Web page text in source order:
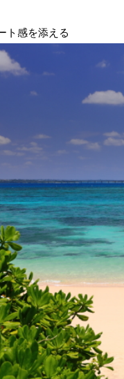
ト感を添える